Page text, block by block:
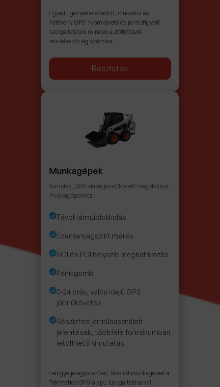
Egyedi igényekre szabott, innovatív és
hatékony GPS nyomkövető és járműfigyelő
szolgáltatások minden autóflottával
rendelkező cég számára.
Részletek
Munkagépek
Komplex, GPS alapú járműkövető megoldások
munkagépekhez
Távoli járműblokkolás
Üzemanyagszint mérés
ROI és POI helyszín meghatározás
Pánikgomb
0-24 órás, valós idejű GPS
járműkövetés
Részletes járműhasználati
jelentések, többféle formátumban
letölthető kimutatás
Felügyelje egyszerűen, távolról munkagépeit a
Telematics GPS-alapú szolgáltatásaival!